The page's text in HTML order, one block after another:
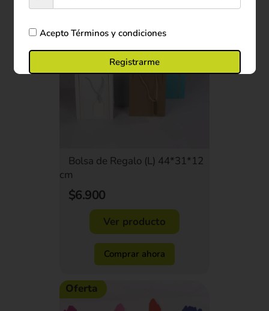
Bolsa de Regalo (L) 44*31*12
cm
$6.900
Ver producto
Comprar ahora
Oferta
AceptoTérminos y condiciones
Registrarme